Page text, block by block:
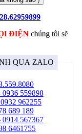
ĐIỆN chúng tôi sẽ
QUA ZALO
0936 559898
962255
689 189
0914 567367
6461755